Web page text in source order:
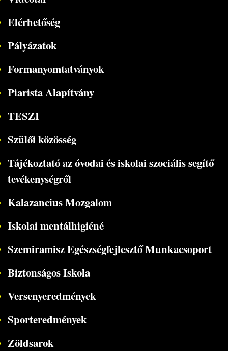
Elérhetőség
Pályázatok
Formanyomtatványok
Piarista Alapítvány
TESZI
Szülői közösség
Tájékoztató az óvodai és iskolai szociális segítő
tevékenységről
Kalazancius Mozgalom
Iskolai mentálhigiéné
Szemiramisz Egészségfejlesztő Munkacsoport
Biztonságos Iskola
Versenyeredmények
Sporteredmények
Zöldsarok